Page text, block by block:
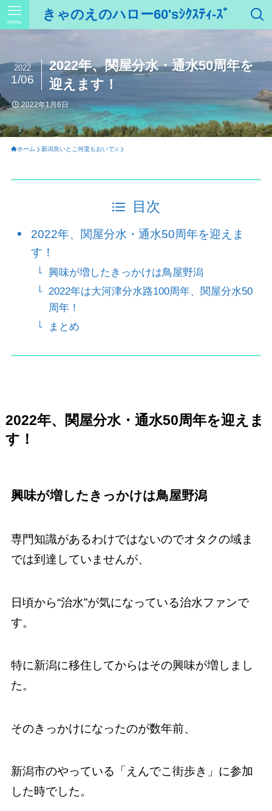
きゃのえのハロー60'sｼｸｽﾃｨ-ｽﾞ
menu
2022年、関屋分水・通水50周年を
迎えます！
2022
1/06
2022年1月6日
ホーム 新潟良いとこ何度もおいで♫
目次
2022年、関屋分水・通水50周年を迎えま
す！
興味が増したきっかけは鳥屋野潟
2022年は大河津分水路100周年、関屋分水50
周年！
まとめ
2022年、関屋分水・通水50周年を迎えま
す！
興味が増したきっかけは鳥屋野潟
専門知識があるわけではないのでオタクの域ま
では到達していませんが、
日頃から“治水”が気になっている治水ファンで
す。
特に新潟に移住してからはその興味が増しまし
た。
そのきっかけになったのが数年前、
新潟市のやっている「えんでこ街歩き」に参加
した時でした。